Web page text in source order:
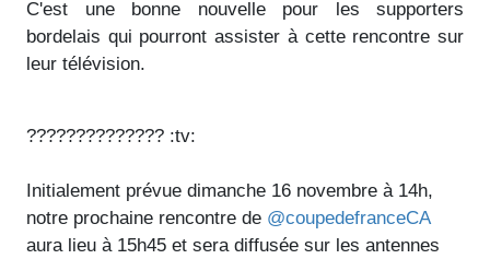
C'est une bonne nouvelle pour les supporters
bordelais qui pourront assister à cette rencontre sur
leur télévision.
?????????????? :tv:
Initialement prévue dimanche 16 novembre à 14h,
notre prochaine rencontre de @coupedefranceCA
aura lieu à 15h45 et sera diffusée sur les antennes